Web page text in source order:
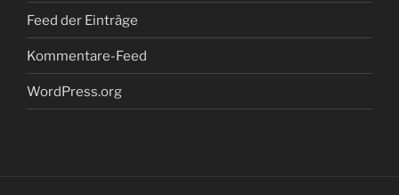
Feed der Einträge
Kommentare-Feed
WordPress.org